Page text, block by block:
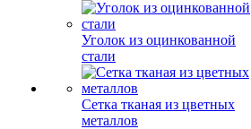
Уголок из оцинкованной
стали
Сетка тканая из цветных
металлов